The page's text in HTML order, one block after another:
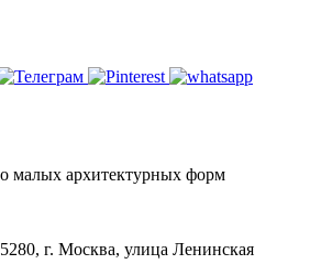
малых архитектурных форм
г. Москва, улица Ленинская